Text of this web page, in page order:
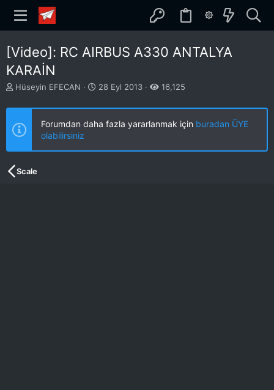
[Video]: RC AIRBUS A330 ANTALYA
KARAİN
K
n
u
u
b
a
Hüseyin EFECAN
B
ş
a
g
28 Eyl 2013 16,125
Forumdan daha fazla yararlanmak için buradan ÜYE
olabilirsiniz
Scale